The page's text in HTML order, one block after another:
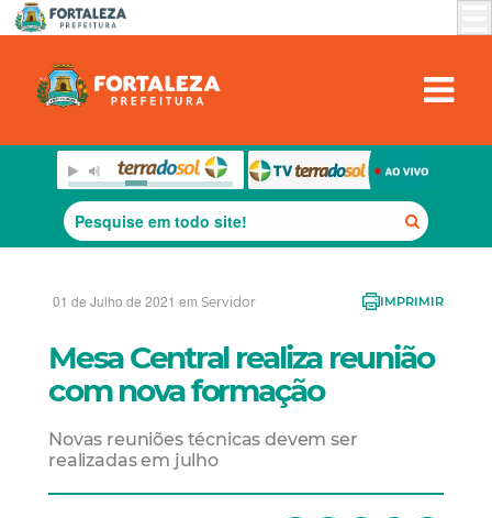
01 de Julho de 2021 em Servidor IMPRIMIR
Mesa Central realiza reunião
com nova formação
Novas reuniões técnicas devem ser
realizadas em julho